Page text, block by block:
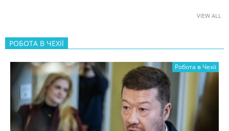
VIEW ALL
РОБОТА В ЧЕХІЇ
Робота в Чехії